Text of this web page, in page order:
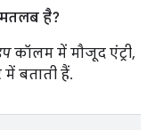
है?
कॉलम में मौजूद एंट्री,
बताती हैं.